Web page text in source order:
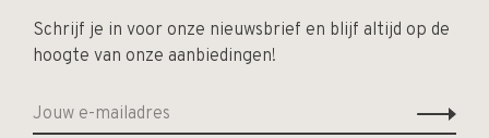
Schrijf je in voor onze nieuwsbrief en blijf altijd op de
hoogte van onze aanbiedingen!